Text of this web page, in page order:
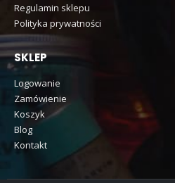
Regulamin sklepu
Polityka prywatności
SKLEP
Logowanie
Zamówienie
Koszyk
Blog
Kontakt